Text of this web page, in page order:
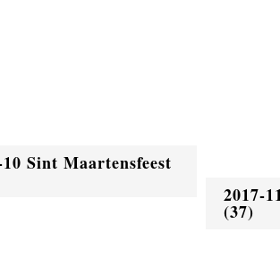
Sint Maartensfeest
2017-
(37)